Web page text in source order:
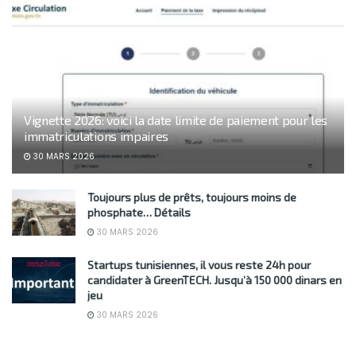
Vignette 2026: voici la date limite de paiement pour les
immatriculations impaires
30 MARS 2026
Toujours plus de prêts, toujours moins de
phosphate… Détails
30 MARS 2026
Startups tunisiennes, il vous reste 24h pour
candidater à GreenTECH. Jusqu’à 150 000 dinars en
jeu
30 MARS 2026